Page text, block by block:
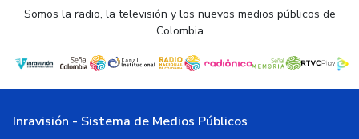
Somos la radio, la televisión y los nuevos medios públicos de
Colombia
Inravisión - Sistema de Medios Públicos